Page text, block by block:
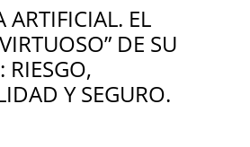
ARTIFICIAL. EL
DE SU
RIESGO,
Y SEGURO.